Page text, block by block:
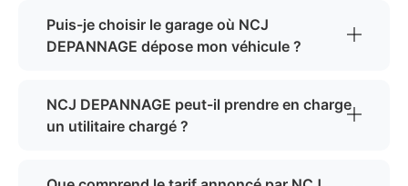
Puis-je choisir le garage où NCJ
DEPANNAGE dépose mon véhicule ?
NCJ DEPANNAGE peut-il prendre en charge
un utilitaire chargé ?